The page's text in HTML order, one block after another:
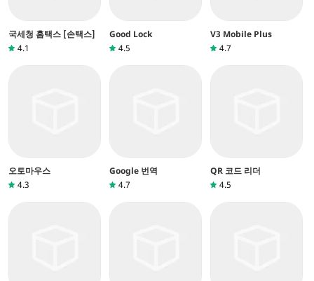
국세청 홈택스 [손택스]
4.1
Good Lock
4.5
V3 Mobile Plus
4.7
오토마우스
4.3
Google 번역
4.7
QR 코드 리더
4.5